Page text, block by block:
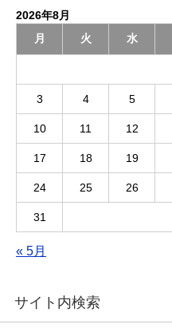
2026年8月
月
火 水
3 4 5
10 11 12
17 18 19
24 25 26
31
« 5月
サイト内検索